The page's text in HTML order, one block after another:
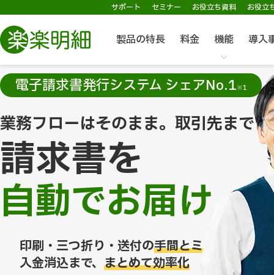
サポート セミナー お役立ち資料 お役立
製品の特長 料金 機能 導入
電子請求書発行システム シェアNo.1※1
業務フローはそのまま。取引先まで
請求書を
自動でお届け
印刷・三つ折り・送付の手間とミスが0に
入金消込まで、 まとめて効率化